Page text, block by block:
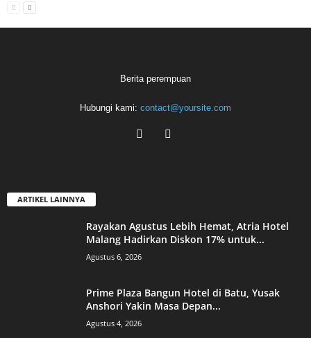
Berita perempuan
Hubungi kami: contact@yoursite.com
ARTIKEL LAINNYA
Rayakan Agustus Lebih Hemat, Atria Hotel
Malang Hadirkan Diskon 17% untuk...
Agustus 6, 2026
Prime Plaza Bangun Hotel di Batu, Yusak
Anshori Yakin Masa Depan...
Agustus 4, 2026